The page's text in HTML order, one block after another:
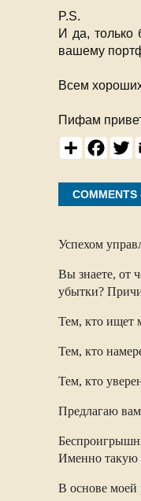
P.S.
И да, только
вашему
Всем
Пифам
h
r
F
a
e
b
o
T
w
t
t
e
i
l
COMMENTS
Успехом
Вы знаете, от
убытки?
Тем, кто ищет
Тем, кто
Тем, кто
Предлагаю
Именно такую
В основе